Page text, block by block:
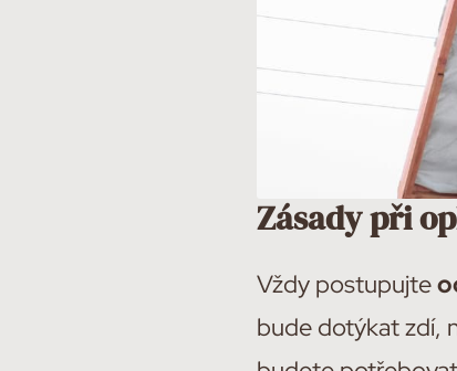
Zásady při
Vždy postupujte
bude dotýkat zdí,